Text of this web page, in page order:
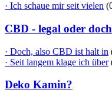
· Ich schaue mir seit vielen
CBD - legal oder
· Doch, also CBD ist halt in
· Seit langem klage ich über
Deko Kamin?